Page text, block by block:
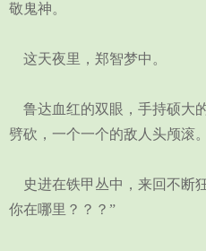
敬鬼神。
这天夜里，郑智梦中。
鲁达血红的双眼，手持硕大
劈砍，一个一个的敌人头颅滚。
史进在铁甲丛中，来回不断
你在哪里？？？”